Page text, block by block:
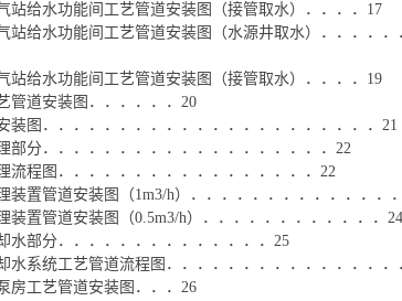
站给水功能间工艺管道安装图（接管取水）．．．．17
站给水功能间工艺管道安装图（水源井取水）．．．．
站给水功能间工艺管道安装图（接管取水）．．．．19
管道安装图．．．．．．20
装图．．．．．．．．．．．．．．．．．．．．．．21
部分．．．．．．．．．．．．．．．．．．．22
流程图．．．．．．．．．．．．．．．．．22
装置管道安装图（1m3/h）．．．．．．．．．．．．．
装置管道安装图（0.5m3/h）．．．．．．．．．．．．24
水部分．．．．．．．．．．．．．．25
水系统工艺管道流程图．．．．．．．．．．．．．．．
房工艺管道安装图．．．26